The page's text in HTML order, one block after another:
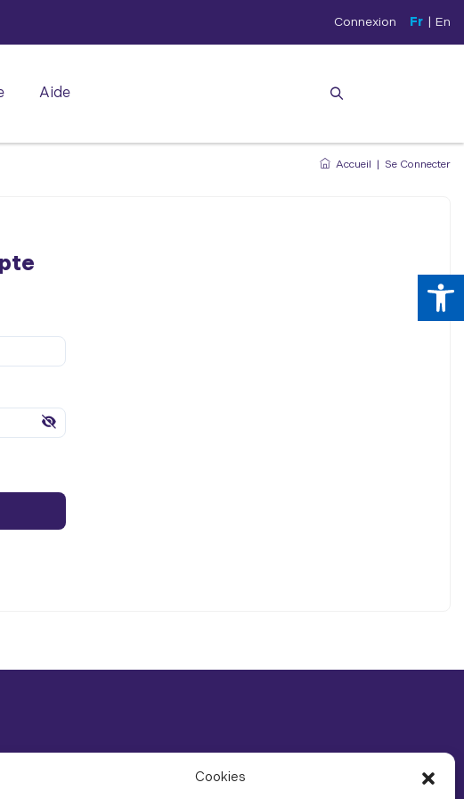
Cookies
Connexion Fr | En
Aide
Accueil | Se Connecter